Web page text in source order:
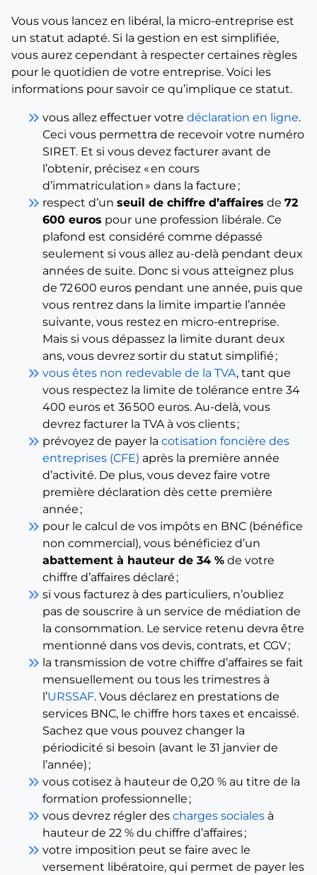
Vous vous lancez en libéral, la micro-entreprise est
un statut adapté. Si la gestion en est simplifiée,
vous aurez cependant à respecter certaines règles
pour le quotidien de votre entreprise. Voici les
informations pour savoir ce qu’implique ce statut.
keyboard_double_arrow_right vous allez effectuer votre déclaration en ligne.
Ceci vous permettra de recevoir votre numéro
SIRET. Et si vous devez facturer avant de
l’obtenir, précisez « en cours
d’immatriculation » dans la facture ;
keyboard_double_arrow_right respect d’un seuil de chiffre d’affaires de 72
600 euros pour une profession libérale. Ce
plafond est considéré comme dépassé
seulement si vous allez au-delà pendant deux
années de suite. Donc si vous atteignez plus
de 72 600 euros pendant une année, puis que
vous rentrez dans la limite impartie l’année
suivante, vous restez en micro-entreprise.
Mais si vous dépassez la limite durant deux
ans, vous devrez sortir du statut simplifié ;
keyboard_double_arrow_right vous êtes non redevable de la TVA, tant que
vous respectez la limite de tolérance entre 34
400 euros et 36 500 euros. Au-delà, vous
devrez facturer la TVA à vos clients ;
keyboard_double_arrow_right prévoyez de payer la cotisation foncière des
entreprises (CFE) après la première année
d’activité. De plus, vous devez faire votre
première déclaration dès cette première
année ;
keyboard_double_arrow_right pour le calcul de vos impôts en BNC (bénéfice
non commercial), vous bénéficiez d’un
abattement à hauteur de 34 % de votre
chiffre d’affaires déclaré ;
keyboard_double_arrow_right si vous facturez à des particuliers, n’oubliez
pas de souscrire à un service de médiation de
la consommation. Le service retenu devra être
mentionné dans vos devis, contrats, et CGV ;
keyboard_double_arrow_right la transmission de votre chiffre d’affaires se fait
mensuellement ou tous les trimestres à
l’URSSAF. Vous déclarez en prestations de
services BNC, le chiffre hors taxes et encaissé.
Sachez que vous pouvez changer la
périodicité si besoin (avant le 31 janvier de
l’année) ;
keyboard_double_arrow_right vous cotisez à hauteur de 0,20 % au titre de la
formation professionnelle ;
keyboard_double_arrow_right vous devrez régler des charges sociales à
hauteur de 22 % du chiffre d’affaires ;
keyboard_double_arrow_right votre imposition peut se faire avec le
versement libératoire, qui permet de payer les